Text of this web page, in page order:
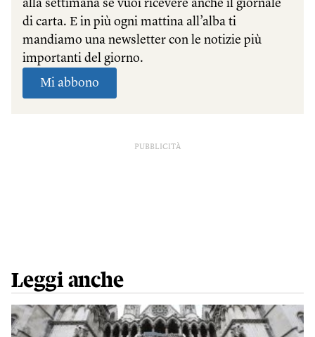
PUBBLICITÀ
Leggi anche